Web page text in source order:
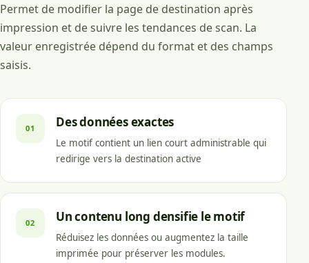
Permet de modifier la page de destination après
impression et de suivre les tendances de scan. La
valeur enregistrée dépend du format et des champs
saisis.
01 Des données exactes
Le motif contient un lien court administrable qui
redirige vers la destination active
02 Un contenu long densifie le motif
Réduisez les données ou augmentez la taille
imprimée pour préserver les modules.